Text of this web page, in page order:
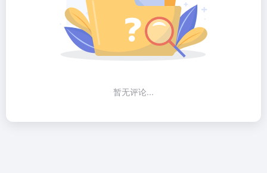
暂无评论...